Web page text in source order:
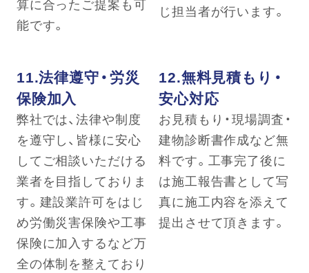
能です。
じ担当者が行います。
11.法律遵守・労災
保険加入
弊社では、法律や制度
を遵守し、皆様に安心
してご相談いただける
業者を目指しておりま
す。建設業許可をはじ
め労働災害保険や工事
保険に加入するなど万
全の体制を整えており
12.無料見積もり・
安心対応
お見積もり・現場調査・
建物診断書作成など無
料です。工事完了後に
は施工報告書として写
真に施工内容を添えて
提出させて頂きます。